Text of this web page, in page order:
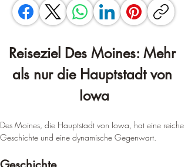
Reiseziel Des Moines: Mehr
als nur die Hauptstadt von
Iowa
Des Moines, die Hauptstadt von Iowa, hat eine reiche
Geschichte und eine dynamische Gegenwart.